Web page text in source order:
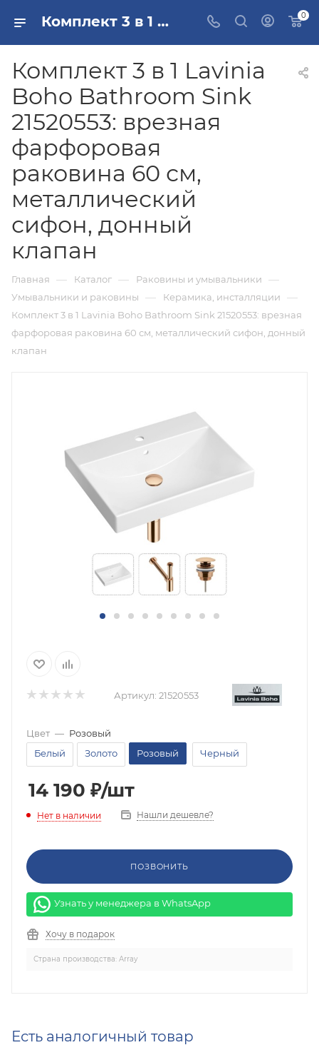
Комплект 3 в 1 Lavinia Boho Bathroom Sink 21520553: врезная фарфоровая раковина 60 см, металлический сифон, донный клапан купить в Москве 0
Комплект 3 в 1 Lavinia
Boho Bathroom Sink
21520553: врезная
фарфоровая
раковина 60 см,
металлический
сифон, донный
клапан
Главная — Каталог — Раковины и умывальники —
Умывальники и раковины — Керамика, инсталляции —
Комплект 3 в 1 Lavinia Boho Bathroom Sink 21520553: врезная
фарфоровая раковина 60 см, металлический сифон, донный
клапан
Артикул: 21520553
Цвет — Розовый
Белый
Золото Розовый Черный
14 190 ₽/шт
Нет в наличии Нашли дешевле?
ПОЗВОНИТЬ
Узнать у менеджера в WhatsApp
Хочу в подарок
Страна производства: Array
Есть аналогичный товар